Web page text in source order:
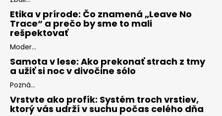
Etika v prírode: Čo znamená „Leave No
Trace“ a prečo by sme to mali
rešpektovať
Moder...
Samota v lese: Ako prekonať strach z tmy
a užiť si noc v divočine sólo
Pozná...
Vrstvte ako profík: Systém troch vrstiev,
ktorý vás udrží v suchu počas celého dňa